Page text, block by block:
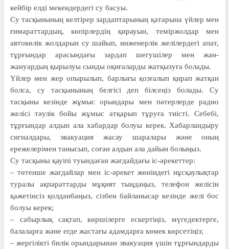
кейбір елді мекендердегі су басуы.
Су тасқынының келтірер зардап­тарының қатарына үйлер мен
ғимарат­тардың, көпірлердің қирауын, теміржолдар мен
автокөлік жолдарын су шайып, инженерлік желілердегі апат,
тұрғындар арасындағы зардап шегушілер мен жан-
жануардың қырылуы сынды оқиғаларды жатқызуға болады.
Үйлер мен жер опырылып, бар­лығы қозғалып қирап жатқан
болса, су тасқынының белгісі деп білсеңіз болады. Су
тасқыны кезінде жұмыс орындары мен пәтерлерде радио
желісі тәулік бойы жұмыс атқарып тұруға тиісті. Себебі,
тұрғындар алдын ала хабардар болуы керек. Хабарландыру
сигналдары, эвакуация жасау шаралары және оның
ережелерімен танысып, соған алдын ала дайын болыңыз.
Су тасқыны қауіпі туындаған жағдай­дағы іс-әрекеттер:
– төтенше жағдайлар мен іс-әре­кет жөніндегі нұсқаулықтар
туралы ақпараттарды мұқият тыңдаңыз, телефон желісін
қажетінсіз қолданбаңыз, сізбен байланысар кезінде желі бос
болуы керек;
– сабырлық сақтап, көршілерге ескертіңіз, мүгедектерге,
балаларға және егде жастағы адамдарға көмек көрсетіңіз;
– жергілікті билік орындарынан эвакуация үшін тұрғындарды